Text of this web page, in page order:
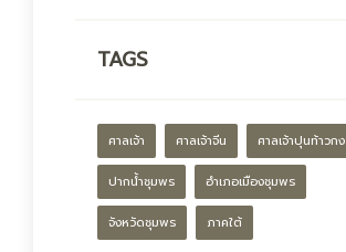
TAGS
ศาลเจ้า ศาลเจ้าจีน ศาลเจ้าปุนท้าวกง
ปากน้ำชุมพร อำเภอเมืองชุมพร
จังหวัดชุมพร ภาคใต้